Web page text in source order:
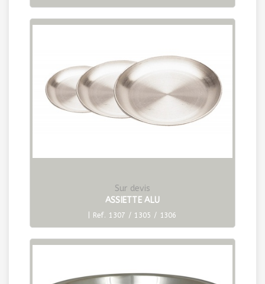
Sur devis
ASSIETTE ALU
| Ref. 1307 / 1305 / 1306